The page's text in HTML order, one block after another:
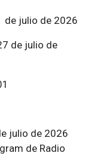
de 2026
julio de
julio de 2026
de Radio